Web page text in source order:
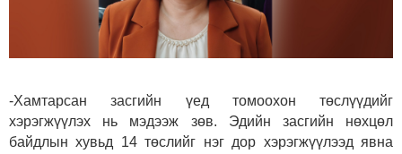
-Хамтарсан засгийн үед томоохон төслүүдийг
хэрэгжүүлэх нь мэдээж зөв. Эдийн засгийн нөхцөл
байдлын хувьд 14 төслийг нэг дор хэрэгжүүлээд явна